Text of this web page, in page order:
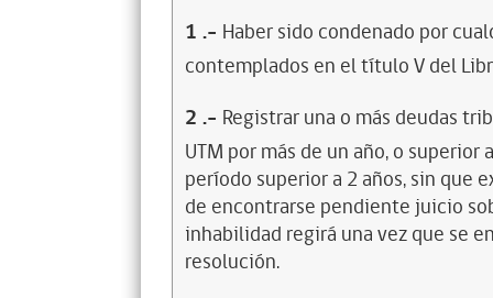
1 .- Haber sido condenado por
contemplados en el título V del
2 .- Registrar una o más deudas
UTM por más de un año, o
período superior a 2 años, sin que
de encontrarse pendiente juicio
inhabilidad regirá una vez que se
resolución.